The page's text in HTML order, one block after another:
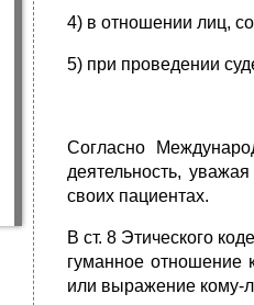
4) в отношении лиц,
5) при проведении
Согласно
деятельность,
своих пациентах.
В ст. 8 Этического
гуманное отношение
или выражение ко­му-